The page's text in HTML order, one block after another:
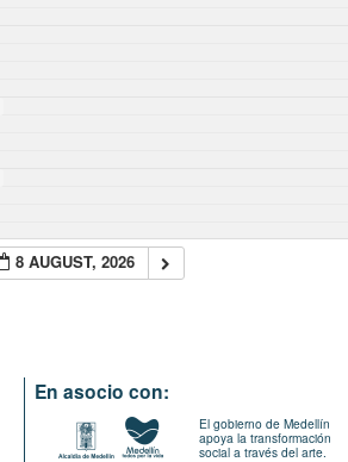
8 AUGUST, 2026
En asocio con:
El gobierno de Medellín
apoya la transformación
social a través del arte.